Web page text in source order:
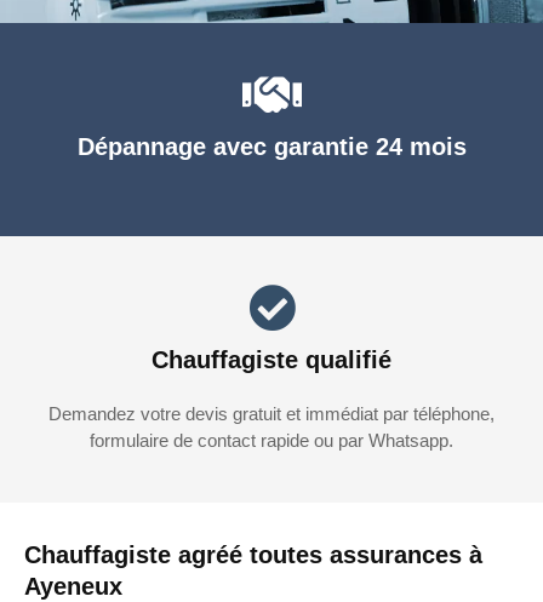
Chauffagiste agréé toutes assurances à
Ayeneux
Dépannage avec garantie 24 mois
Chauffagiste qualifié
Demandez votre devis gratuit et immédiat par téléphone,
formulaire de contact rapide ou par Whatsapp.